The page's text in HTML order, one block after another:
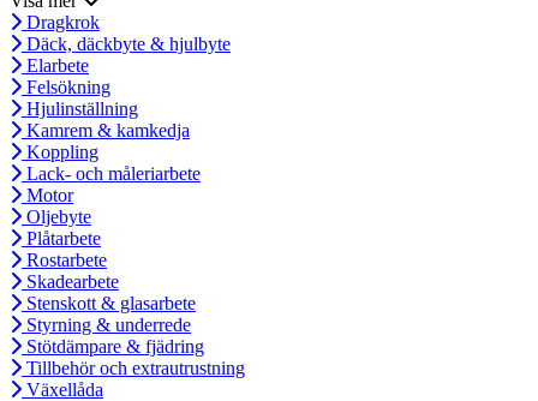
Dragkrok
Däck, däckbyte & hjulbyte
Elarbete
Felsökning
Hjulinställning
Kamrem & kamkedja
Koppling
Lack- och måleriarbete
Motor
Oljebyte
Plåtarbete
Rostarbete
Skadearbete
Stenskott & glasarbete
Styrning & underrede
Stötdämpare & fjädring
Tillbehör och extrautrustning
Växellåda